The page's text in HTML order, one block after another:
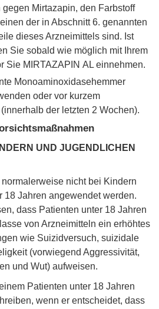
Mirtazapin, den Farbstoff
der in Abschnitt 6. genannten
dieses Arzneimittels sind. Ist
Sie sobald wie möglich mit Ihrem
Sie MIRTAZAPIN AL einnehmen.
Monoaminoxidasehemmer
oder vor kurzem
der letzten 2 Wochen).
UND JUGENDLICHEN
nicht bei Kindern
18 Jahren angewendet werden.
dass Patienten unter 18 Jahren
von Arzneimitteln ein erhöhtes
wie Suizidversuch, suizidale
(vorwiegend Aggressivität,
und Wut) aufweisen.
Patienten unter 18 Jahren
wenn er entscheidet, dass